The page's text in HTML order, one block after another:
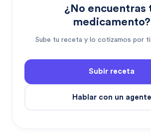
¿No encuentras
medicamento?
Sube tu receta y lo cotizamos por ti
Subir receta
Hablar con un agente